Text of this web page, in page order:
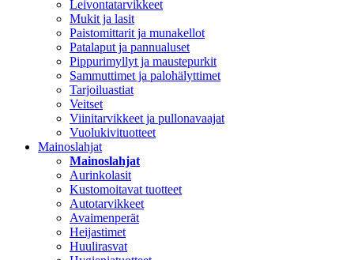
Leivontatarvikkeet
Mukit ja lasit
Paistomittarit ja munakellot
Patalaput ja pannualuset
Pippurimyllyt ja maustepurkit
Sammuttimet ja palohälyttimet
Tarjoiluastiat
Veitset
Viinitarvikkeet ja pullonavaajat
Vuolukivituotteet
Mainoslahjat
Mainoslahjat
Aurinkolasit
Kustomoitavat tuotteet
Autotarvikkeet
Avaimenperät
Heijastimet
Huulirasvat